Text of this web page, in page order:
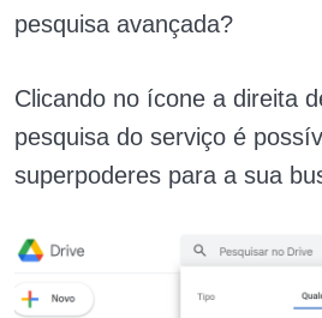
pesquisa avançada?
Clicando no ícone a direita
pesquisa do serviço é
superpoderes para a sua